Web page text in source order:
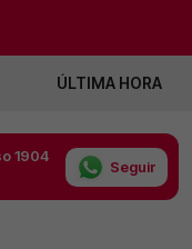
ÚLTIMA HORA
1904
Seguir